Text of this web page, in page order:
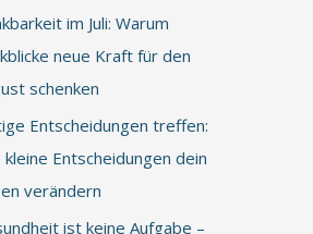
im Juli: Warum
neue Kraft für den
schenken
Entscheidungen treffen:
kleine Entscheidungen dein
verändern
ist keine Aufgabe –